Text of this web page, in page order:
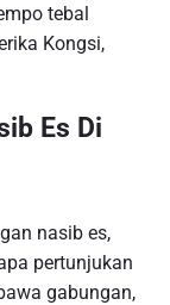
tebal
Kongsi,
Es Di
nasib es,
pertunjukan
gabungan,